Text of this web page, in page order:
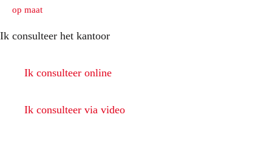
op maat
Ik consulteer het kantoor
Ik consulteer online
Ik consulteer via video